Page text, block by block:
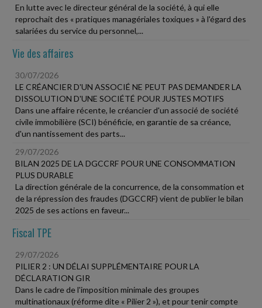
En lutte avec le directeur général de la société, à qui elle
reprochait des « pratiques managériales toxiques » à l'égard des
salariées du service du personnel,...
Vie des affaires
30/07/2026
LE CRÉANCIER D'UN ASSOCIÉ NE PEUT PAS DEMANDER LA
DISSOLUTION D'UNE SOCIÉTÉ POUR JUSTES MOTIFS
Dans une affaire récente, le créancier d'un associé de société
civile immobilière (SCI) bénéficie, en garantie de sa créance,
d'un nantissement des parts...
29/07/2026
BILAN 2025 DE LA DGCCRF POUR UNE CONSOMMATION
PLUS DURABLE
La direction générale de la concurrence, de la consommation et
de la répression des fraudes (DGCCRF) vient de publier le bilan
2025 de ses actions en faveur...
Fiscal TPE
29/07/2026
PILIER 2 : UN DÉLAI SUPPLÉMENTAIRE POUR LA
DÉCLARATION GIR
Dans le cadre de l'imposition minimale des groupes
multinationaux (réforme dite « Pilier 2 »), et pour tenir compte